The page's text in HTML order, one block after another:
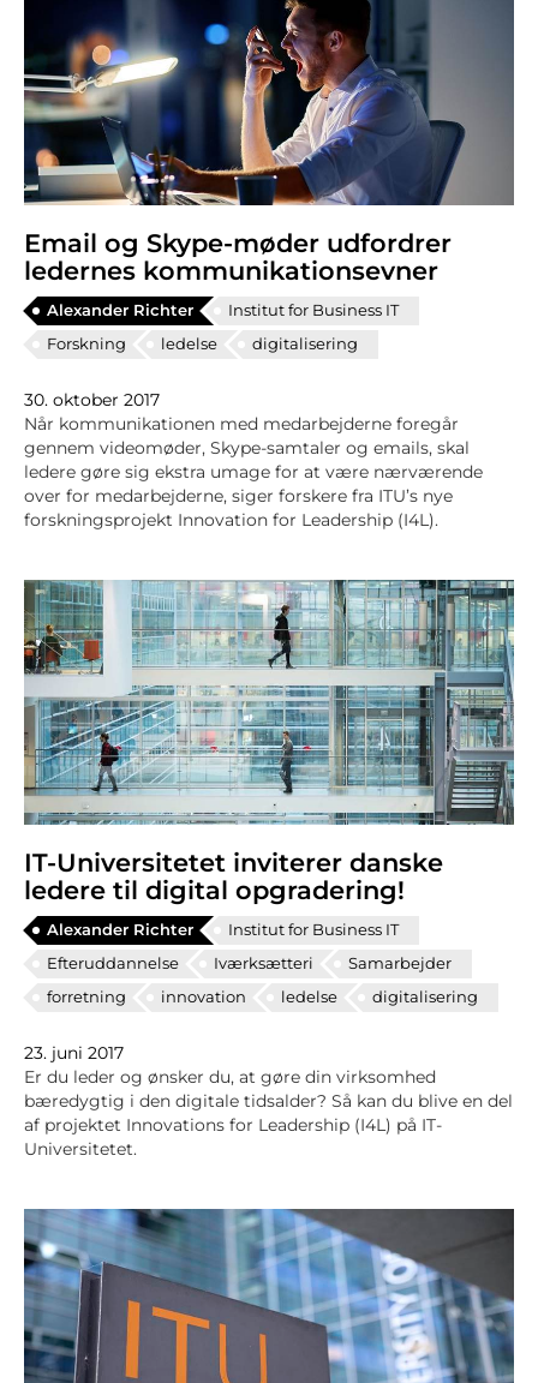
Email og Skype-møder udfordrer
ledernes kommunikationsevner
Alexander Richter
Institut for Business IT
Forskning
ledelse digitalisering
30. oktober 2017
Når kommunikationen med medarbejderne foregår
gennem videomøder, Skype-samtaler og emails, skal
ledere gøre sig ekstra umage for at være nærværende
over for medarbejderne, siger forskere fra ITU’s nye
forskningsprojekt Innovation for Leadership (I4L).
IT-Universitetet inviterer danske
ledere til digital opgradering!
Alexander Richter
Institut for Business IT
Efteruddannelse
Iværksætteri
Samarbejder
forretning
innovation ledelse digitalisering
23. juni 2017
Er du leder og ønsker du, at gøre din virksomhed
bæredygtig i den digitale tidsalder? Så kan du blive en del
af projektet Innovations for Leadership (I4L) på IT-
Universitetet.